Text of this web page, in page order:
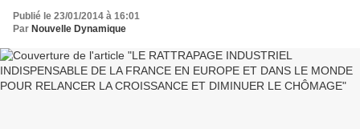
DIMINUER LE CHÔMAGE
Publié le 23/01/2014 à 16:01
Par Nouvelle Dynamique